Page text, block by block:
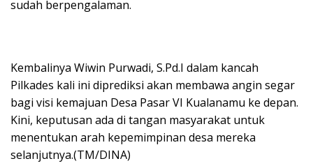
sudah berpengalaman.
Kembalinya Wiwin Purwadi, S.Pd.I dalam kancah
Pilkades kali ini diprediksi akan membawa angin segar
bagi visi kemajuan Desa Pasar VI Kualanamu ke depan.
Kini, keputusan ada di tangan masyarakat untuk
menentukan arah kepemimpinan desa mereka
selanjutnya.(TM/DINA)